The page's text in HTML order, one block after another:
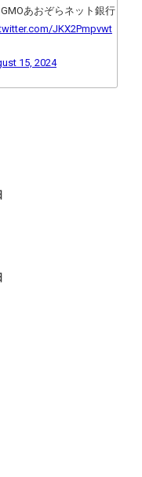
あおぞらネット銀行
JKX2Pmpvwt
15, 2024